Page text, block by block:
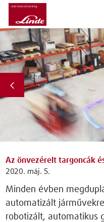
Az önvezérelt targoncák
2020. máj. 5.
Minden évben
automatizált
robotizált, automatikus